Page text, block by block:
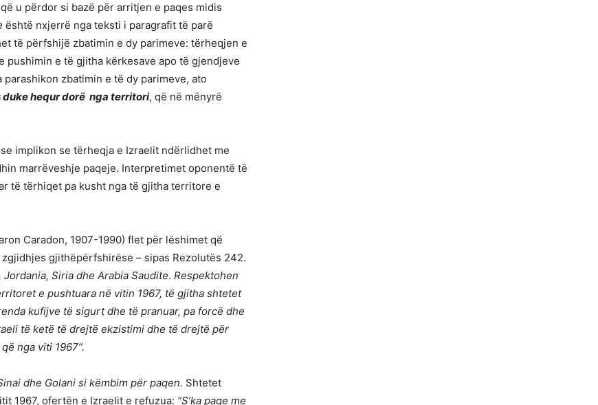
u përdor si bazë për arritjen e paqes midis
është nxjerrë nga teksti i paragrafit të parë
të përfshijë zbatimin e dy parimeve: tërheqjen e
e të gjitha kërkesave apo të gjendjeve
zbatimin e të dy parimeve, ato
duke hequr dorë nga territori, që në mënyrë
implikon se tërheqja e Izraelit ndërlidhet me
marrëveshje paqeje. Interpretimet oponentë të
të tërhiqet pa kusht nga të gjitha territore e
Caradon, 1907-1990) flet për lëshimet që
gjithëpërfshirëse – sipas Rezolutës 242.
Siria dhe Arabia Saudite. Respektohen
e pushtuara në vitin 1967, të gjitha shtetet
kufijve të sigurt dhe të pranuar, pa forcë dhe
të ketë të drejtë ekzistimi dhe të drejtë për
nga viti 1967”.
dhe Golani si këmbim për paqen. Shtetet
1967, ofertën e Izraelit e refuzua: “S’ka paqe me